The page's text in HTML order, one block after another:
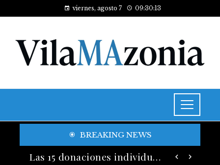
viernes, agosto 7 09:30:15
BREAKING NEWS
El legado de la jornada laboral de ocho horas en la organización del trabajo moderno